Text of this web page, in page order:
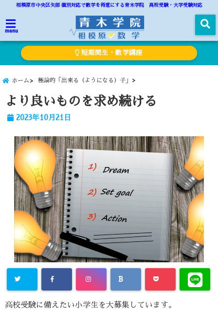
相模原市中央区矢部 個別対応で数学を得意にする青木学院 高校受験・大学受験対応
menu
短期間生・数学講座
ホーム 極論的「出来る（ようになる）子」
より良いものを求め続ける
2023年10月21日
高校受験に備えたい小学生を大募集しています。